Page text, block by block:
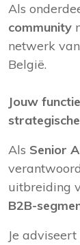
Als
community
netwerk
België.
Jouw
Als Senior
uitbreiding
B2B-
Je